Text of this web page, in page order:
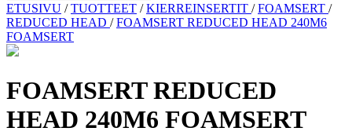
Skip
to
content
ETUSIVU /TUOTTEET /KIERREINSERTIT /FOAMSERT /
REDUCED HEAD /FOAMSERT REDUCED HEAD 240M6
FOAMSERT
FOAMSERT REDUCED
HEAD 240M6 FOAMSERT